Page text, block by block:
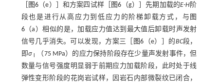
图6（e）］和方案四试样［ 图6 （g）］先期加载的E-H阶
段也是进行从高应力到低应力的阶梯卸载方式，与 图
6（a）相似的是，加载应力值达到最大值后卸载时声发射
信号几乎消失。可以发现，方案三［
图6 （e）］的BC段，
即σⅠ
（75 MPa）的应力保持阶段存在少量声发射事件，但
数量与信号强度明显弱于前期应力加载阶段，此时处于线
弹性变形阶段的花岗岩试样，因岩石内部微裂纹已闭合，